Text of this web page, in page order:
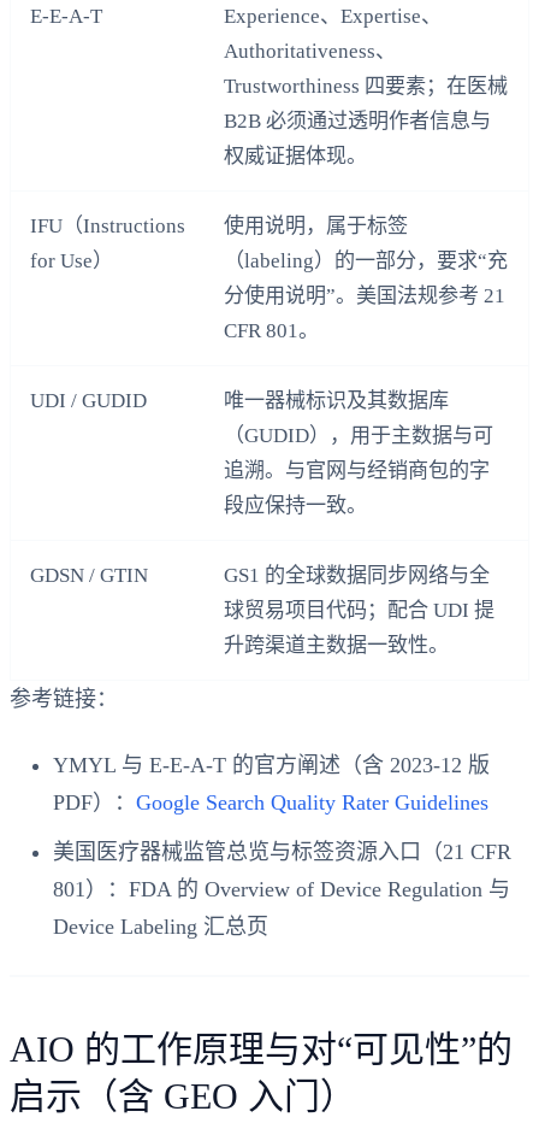
E‑E‑A‑T
Experience、Expertise、
Authoritativeness、
Trustworthiness 四要素；在医械
B2B 必须通过透明作者信息与
权威证据体现。
IFU（Instructions
for Use）
使用说明，属于标签
（labeling）的一部分，要求“充
分使用说明”。美国法规参考 21
CFR 801。
UDI / GUDID
唯一器械标识及其数据库
（GUDID），用于主数据与可
追溯。与官网与经销商包的字
段应保持一致。
GDSN / GTIN
GS1 的全球数据同步网络与全
球贸易项目代码；配合 UDI 提
升跨渠道主数据一致性。
参考链接：
YMYL 与 E‑E‑A‑T 的官方阐述（含 2023-12 版
PDF）： Google Search Quality Rater Guidelines
美国医疗器械监管总览与标签资源入口（21 CFR
801）：FDA 的 Overview of Device Regulation 与
Device Labeling 汇总页
AIO 的工作原理与对“可见性”的
启示（含 GEO 入门）